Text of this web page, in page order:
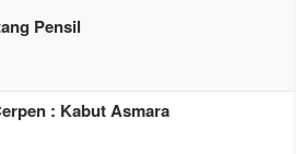
Pensil
: Kabut Asmara